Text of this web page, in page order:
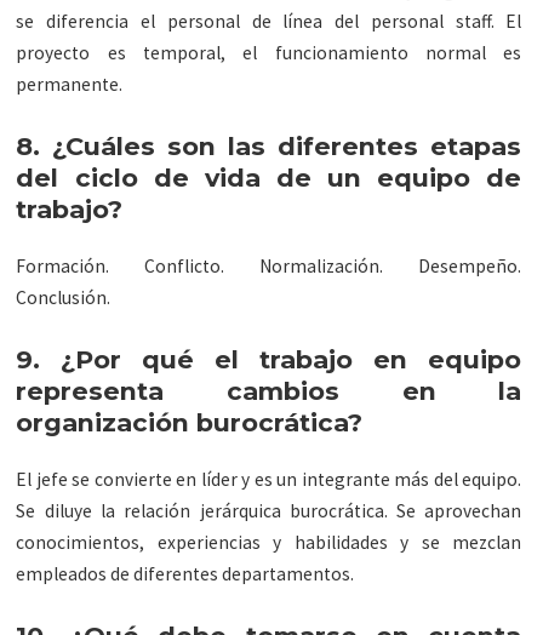
se diferencia el personal de línea del personal staff. El
proyecto es temporal, el funcionamiento normal es
permanente.
8. ¿Cuáles son las diferentes etapas
del ciclo de vida de un equipo de
trabajo?
Formación. Conflicto. Normalización. Desempeño.
Conclusión.
9. ¿Por qué el trabajo en equipo
representa cambios en la
organización burocrática?
El jefe se convierte en líder y es un integrante más del equipo.
Se diluye la relación jerárquica burocrática. Se aprovechan
conocimientos, experiencias y habilidades y se mezclan
empleados de diferentes departamentos.